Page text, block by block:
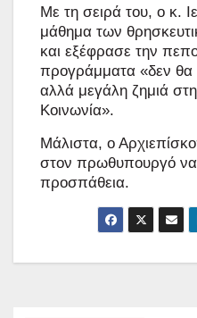
Με τη σειρά του, ο κ.
μάθημα των
και εξέφρασε την
προγράμματα «δεν
αλλά μεγάλη ζημιά
Κοινωνία».
Μάλιστα, ο
στον πρωθυπουργό να
προσπάθεια.